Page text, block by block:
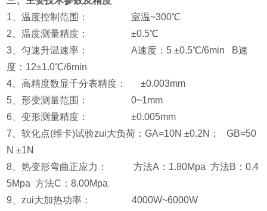
1、温度控制范围： 室温~300℃
2、温度测量精度： ±0.5℃
3、匀速升温速率： A速度：5 ±0.5℃/6min B速
度：12±1.0℃/6min
4、高精度数显千分表精度： ±0.003mm
5、形变测量范围： 0~1mm
6、变形测量精度： ±0.005mm
7、软化点(维卡)试验zui大负荷：GA=10N ±0.2N； GB=50
N ±1N
8、热变形弯曲正应力： 方法A：1.80Mpa 方法B：0.4
5Mpa 方法C：8.00Mpa
9、zui大加热功率： 4000W~6000W